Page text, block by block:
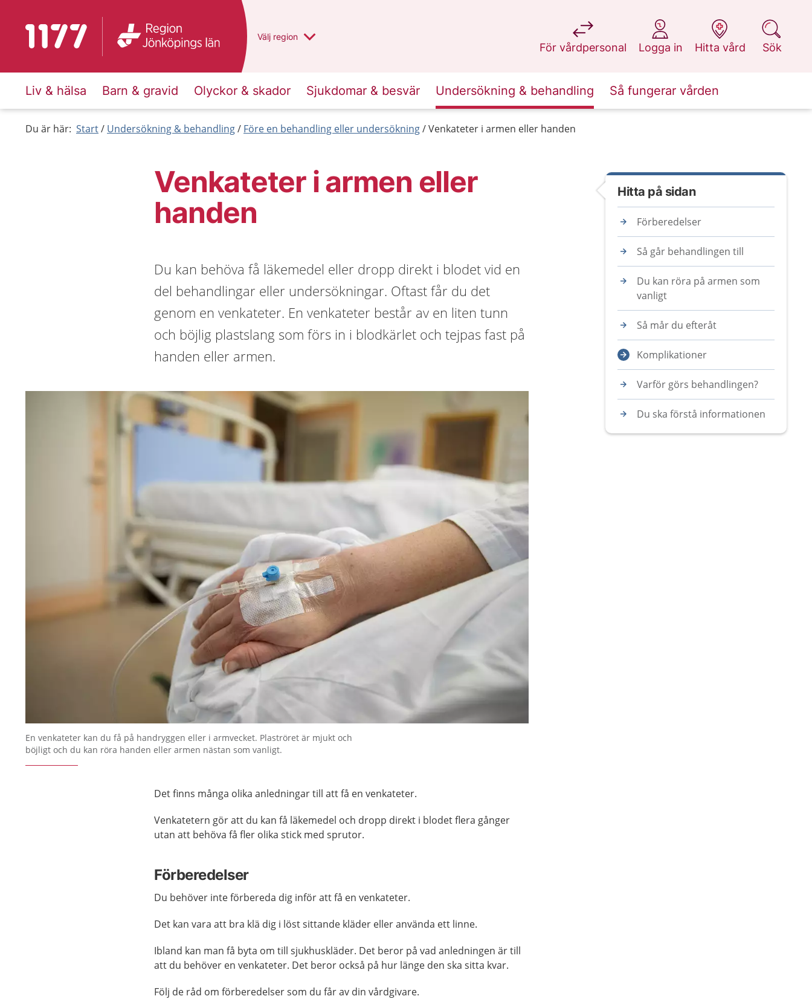
Till startsidan för 1177 Du har valt region
Välj en annan
region
För vårdpersonal
på 1177.se
Logga in
på 1177.se
Hitta vård
på 1177.se
Sök
på 1177.se
Liv & hälsa Barn & gravid Olyckor & skador Sjukdomar & besvär Undersökning & behandling Så fungerar vården
Du är här: Start Undersökning & behandling Före en behandling eller undersökning Venkateter i armen eller handen
Venkateter i armen eller
handen
Du kan behöva få läkemedel eller dropp direkt i blodet vid en
del behandlingar eller undersökningar. Oftast får du det
genom en venkateter. En venkateter består av en liten tunn
och böjlig plastslang som förs in i blodkärlet och tejpas fast på
handen eller armen.
En venkateter kan du få på handryggen eller i armvecket. Plaströret är mjukt och
böjligt och du kan röra handen eller armen nästan som vanligt.
Det finns många olika anledningar till att få en venkateter.
Venkatetern gör att du kan få läkemedel och dropp direkt i blodet flera gånger
utan att behöva få fler olika stick med sprutor.
Förberedelser
Du behöver inte förbereda dig inför att få en venkateter.
Det kan vara att bra klä dig i löst sittande kläder eller använda ett linne.
Ibland kan man få byta om till sjukhuskläder. Det beror på vad anledningen är till
att du behöver en venkateter. Det beror också på hur länge den ska sitta kvar.
Följ de råd om förberedelser som du får av din vårdgivare.
Hitta på sidan
Förberedelser
Så går behandlingen till
Du kan röra på armen som
vanligt
Så mår du efteråt
Komplikationer
Varför görs behandlingen?
Du ska förstå informationen